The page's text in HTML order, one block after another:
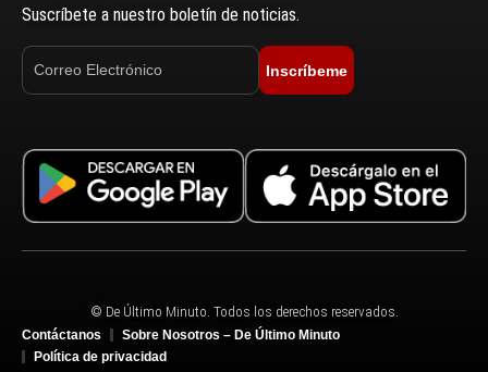
Suscríbete a nuestro boletín de noticias.
Inscríbeme
© De Último Minuto. Todos los derechos reservados.
Contáctanos
Sobre Nosotros – De Último Minuto
Política de privacidad